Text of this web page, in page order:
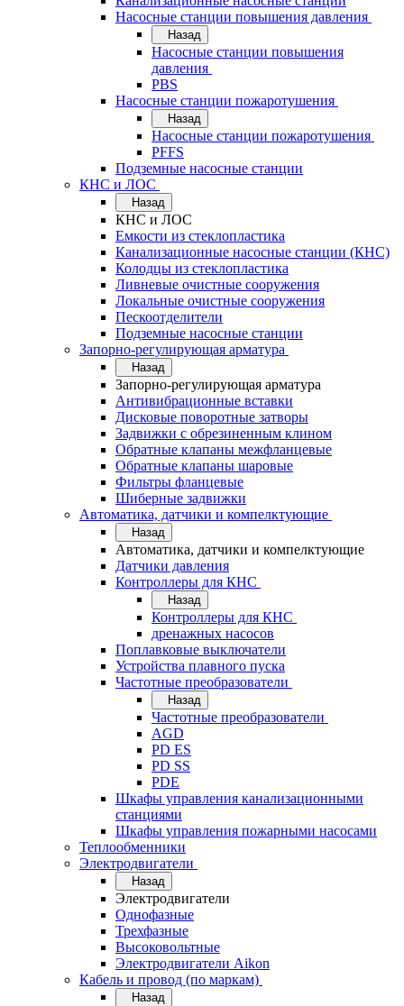
Насосные станции повышения давления
Назад
Насосные станции повышения
давления
PBS
Насосные станции пожаротушения
Назад
Насосные станции пожаротушения
PFFS
Подземные насосные станции
КНС и ЛОС
Назад
КНС и ЛОС
Емкости из стеклопластика
Канализационные насосные станции (КНС)
Колодцы из стеклопластика
Ливневые очистные сооружения
Локальные очистные сооружения
Пескоотделители
Подземные насосные станции
Запорно-регулирующая арматура
Назад
Запорно-регулирующая арматура
Антивибрационные вставки
Дисковые поворотные затворы
Задвижки с обрезиненным клином
Обратные клапаны межфланцевые
Обратные клапаны шаровые
Фильтры фланцевые
Шиберные задвижки
Автоматика, датчики и компелктующие
Назад
Автоматика, датчики и компелктующие
Датчики давления
Контроллеры для КНС
Назад
Контроллеры для КНС
дренажных насосов
Поплавковые выключатели
Устройства плавного пуска
Частотные преобразователи
Назад
Частотные преобразователи
AGD
PD ES
PD SS
PDE
Шкафы управления канализационными
станциями
Шкафы управления пожарными насосами
Теплообменники
Электродвигатели
Назад
Электродвигатели
Однофазные
Трехфазные
Высоковольтные
Электродвигатели Aikon
Кабель и провод (по маркам)
Назад